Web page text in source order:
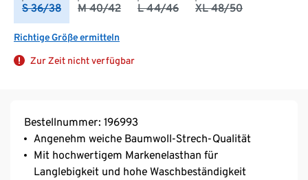
S 36/38 M 40/42 L 44/46 XL 48/50
Richtige Größe ermitteln
Zur Zeit nicht verfügbar
Bestellnummer: 196993
Angenehm weiche Baumwoll-Strech-Qualität
Mit hochwertigem Markenelasthan für
Langlebigkeit und hohe Waschbeständigkeit